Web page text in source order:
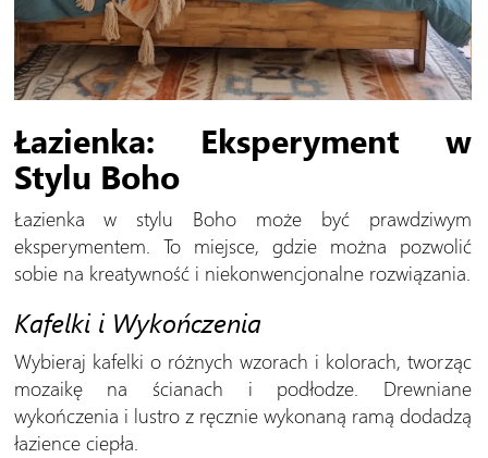
Łazienka: Eksperyment w
Stylu Boho
Łazienka w stylu Boho może być prawdziwym
eksperymentem. To miejsce, gdzie można pozwolić
sobie na kreatywność i niekonwencjonalne rozwiązania.
Kafelki i Wykończenia
Wybieraj kafelki o różnych wzorach i kolorach, tworząc
mozaikę na ścianach i podłodze. Drewniane
wykończenia i lustro z ręcznie wykonaną ramą dodadzą
łazience ciepła.